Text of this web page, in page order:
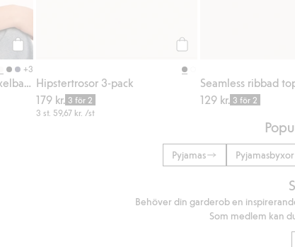
Köp
+3
Hipstertrosor 3-pack
179 kr. 3 för 2
3 st. 59,67 kr. /st
Seamless ribbad
129 kr. 3 för 2
Pyjamas Pyjamasbyxor
Behöver din garderob en
Som medlem kan